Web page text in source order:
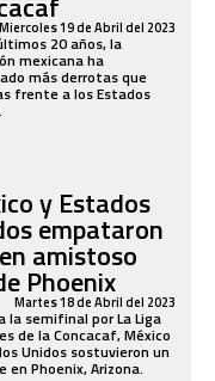
Miercoles 19 de Abril del 2023
20 años, la
mexicana ha
más derrotas que
frente a los Estados
y Estados
empataron
amistoso
Phoenix
Martes 18 de Abril del 2023
la semifinal por La Liga
de la Concacaf, México
Unidos sostuvieron un
en Phoenix, Arizona.